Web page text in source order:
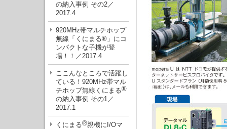
の納入事例 その2／
2017.4
920MHz帯マルチホップ
無線「くにまる®」にコ
ンパクトな子機が登
場！！／2017.4
ここんなところで活躍し
ている！920MHz帯マル
チホップ無線くにまる®
の納入事例 その1／
2017.1
くにまる®親機にI/Oマ